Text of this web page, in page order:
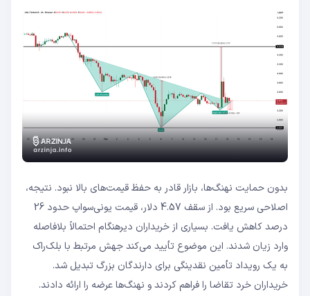
بدون حمایت نهنگ‌ها، بازار قادر به حفظ قیمت‌های بالا نبود. نتیجه،
اصلاحی سریع بود. از سقف 4.57 دلار، قیمت یونی‌سواپ حدود 26
درصد کاهش یافت. بسیاری از خریداران دیرهنگام احتمالاً بلافاصله
وارد زیان شدند. این موضوع تأیید می‌کند جهش مرتبط با بلک‌راک
به یک رویداد تأمین نقدینگی برای دارندگان بزرگ تبدیل شد.
خریداران خرد تقاضا را فراهم کردند و نهنگ‌ها عرضه را ارائه دادند.